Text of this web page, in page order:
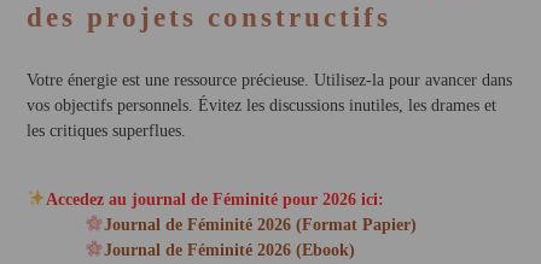
des projets constructifs
Votre énergie est une ressource précieuse. Utilisez-la pour avancer dans
vos objectifs personnels. Évitez les discussions inutiles, les drames et
les critiques superflues.
Accedez au journal de Féminité pour 2026 ici:
Journal de Féminité 2026 (Format Papier)
Journal de Féminité 2026 (Ebook)